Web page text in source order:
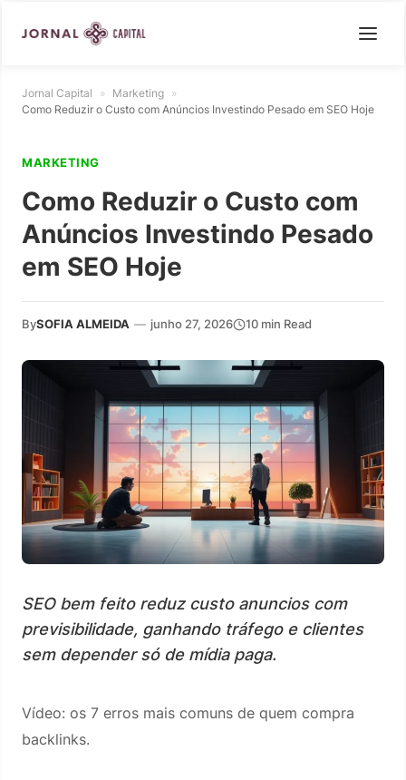
Jornal Capital » Marketing »
Como Reduzir o Custo com Anúncios Investindo Pesado em SEO Hoje
MARKETING
Como Reduzir o Custo com
Anúncios Investindo Pesado
em SEO Hoje
BySOFIA ALMEIDA — junho 27, 2026 10 min Read
SEO bem feito reduz custo anuncios com
previsibilidade, ganhando tráfego e clientes
sem depender só de mídia paga.
Vídeo: os 7 erros mais comuns de quem compra
backlinks.